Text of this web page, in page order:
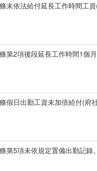
未依法給付延長工作時間工
第2項後段延長工作時間1個
假日出勤工資未加倍給付(府
第5項未依規定置備出勤記